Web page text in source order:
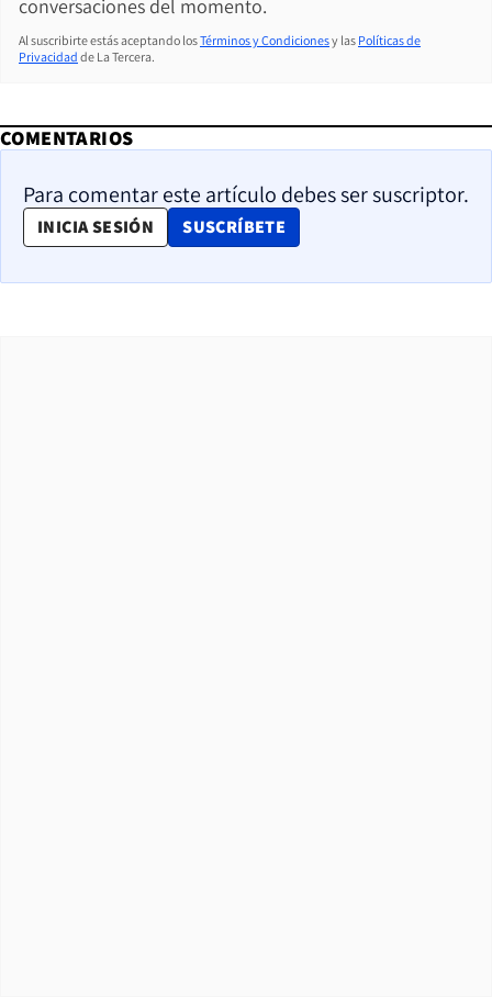
conversaciones del momento.
Al suscribirte estás aceptando losTérminos y Condicionesy las Políticas de
Privacidad de La Tercera.
COMENTARIOS
Para comentar este artículo debes ser suscriptor.
INICIA SESIÓN SUSCRÍBETE
OPENS IN NEW WINDOW